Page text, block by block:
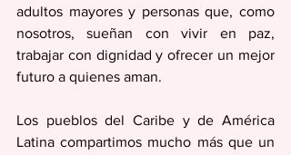
adultos mayores y personas que, como
nosotros, sueñan con vivir en paz,
trabajar con dignidad y ofrecer un mejor
futuro a quienes aman.
Los pueblos del Caribe y de América
Latina compartimos mucho más que un